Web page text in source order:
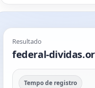
Resultado
federal-
Tempo de registro